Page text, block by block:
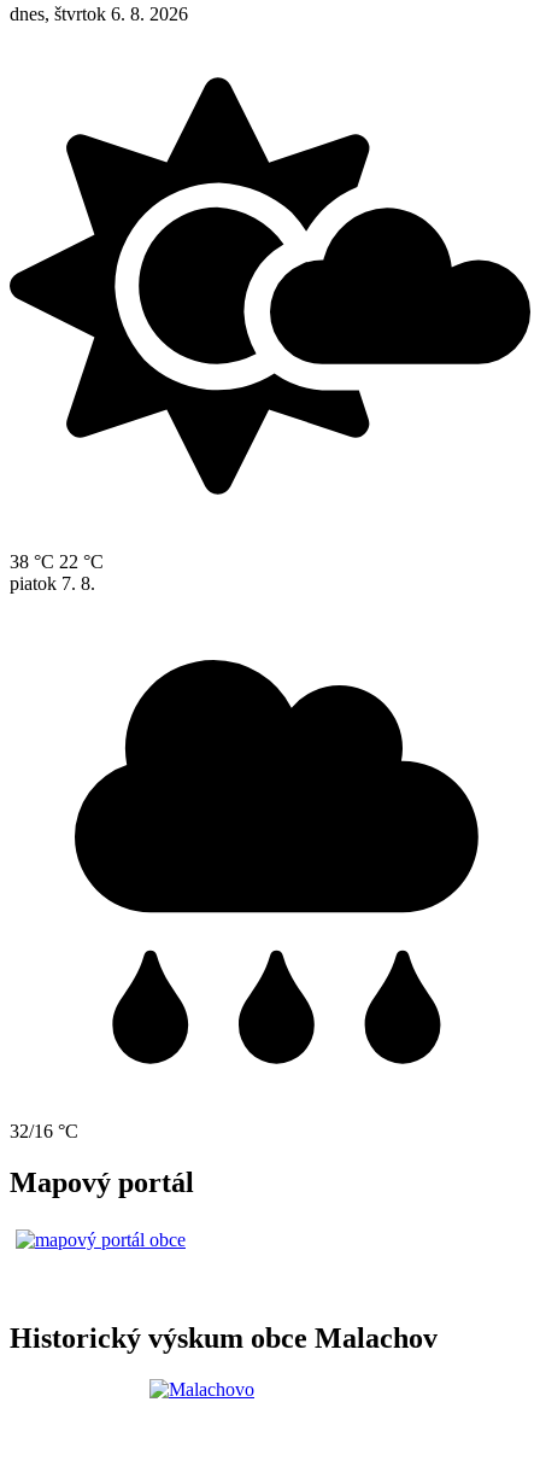
dnes, štvrtok 6. 8. 2026
38 °C 22 °C
piatok 7. 8.
32/16 °C
Mapový portál
Historický výskum obce Malachov